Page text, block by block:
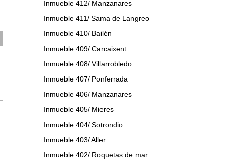
Inmueble 412/ Manzanares
Inmueble 411/ Sama de Langreo
Inmueble 410/ Bailén
Inmueble 409/ Carcaixent
Inmueble 408/ Villarrobledo
Inmueble 407/ Ponferrada
Inmueble 406/ Manzanares
Inmueble 405/ Mieres
Inmueble 404/ Sotrondio
Inmueble 403/ Aller
Inmueble 402/ Roquetas de mar